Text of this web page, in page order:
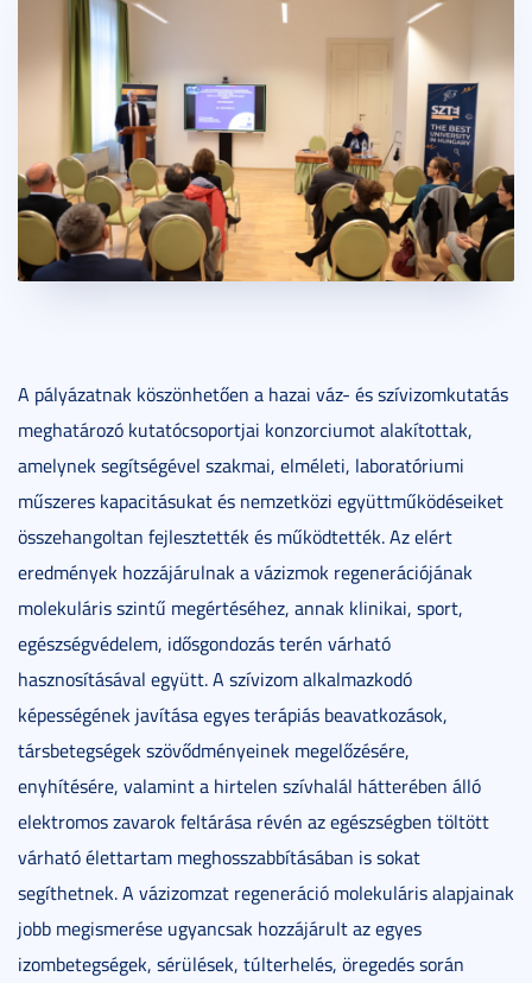
A pályázatnak köszönhetően a hazai váz- és szívizomkutatás
meghatározó kutatócsoportjai konzorciumot alakítottak,
amelynek segítségével szakmai, elméleti, laboratóriumi
műszeres kapacitásukat és nemzetközi együttműködéseiket
összehangoltan fejlesztették és működtették. Az elért
eredmények hozzájárulnak a vázizmok regenerációjának
molekuláris szintű megértéséhez, annak klinikai, sport,
egészségvédelem, idősgondozás terén várható
hasznosításával együtt. A szívizom alkalmazkodó
képességének javítása egyes terápiás beavatkozások,
társbetegségek szövődményeinek megelőzésére,
enyhítésére, valamint a hirtelen szívhalál hátterében álló
elektromos zavarok feltárása révén az egészségben töltött
várható élettartam meghosszabbításában is sokat
segíthetnek. A vázizomzat regeneráció molekuláris alapjainak
jobb megismerése ugyancsak hozzájárult az egyes
izombetegségek, sérülések, túlterhelés, öregedés során